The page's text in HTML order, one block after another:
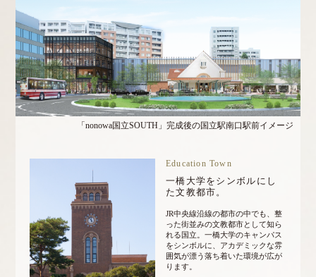
「nonowa国立SOUTH」完成後の国立駅南口駅前イメージ
Education Town
一橋大学をシンボルにし
た文教都市。
JR中央線沿線の都市の中でも、整
った街並みの文教都市として知ら
れる国立。一橋大学のキャンパス
をシンボルに、アカデミックな雰
囲気が漂う落ち着いた環境が広が
ります。